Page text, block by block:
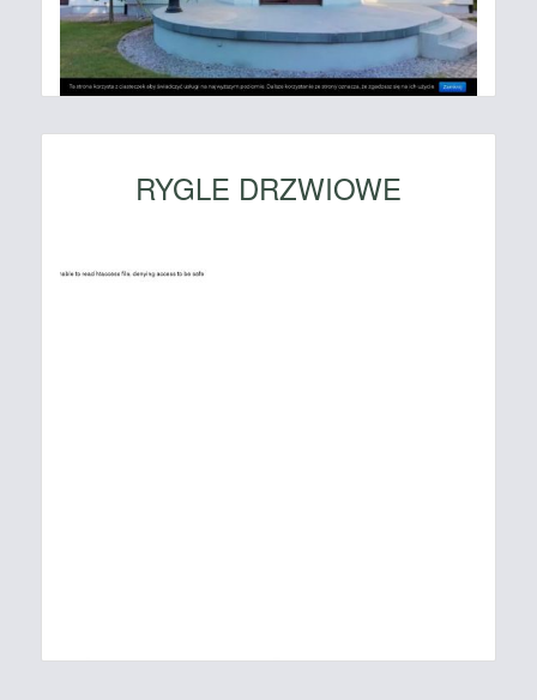
RYGLE DRZWIOWE